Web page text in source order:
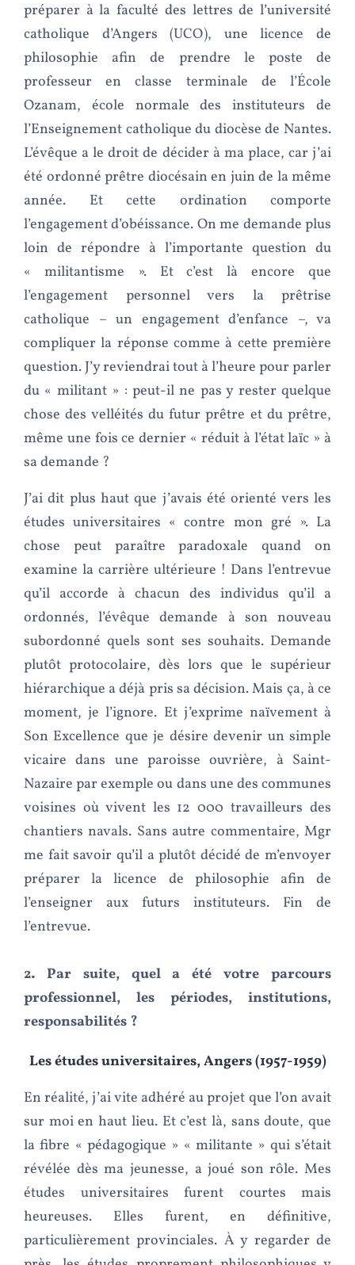
préparer à la faculté des lettres de l’université
catholique d’Angers (UCO), une licence de
philosophie afin de prendre le poste de
professeur en classe terminale de l’École
Ozanam, école normale des instituteurs de
l’Enseignement catholique du diocèse de Nantes.
L’évêque a le droit de décider à ma place, car j’ai
été ordonné prêtre diocésain en juin de la même
année. Et cette ordination comporte
l’engagement d’obéissance. On me demande plus
loin de répondre à l’importante question du
« militantisme ». Et c’est là encore que
l’engagement personnel vers la prêtrise
catholique – un engagement d’enfance –, va
compliquer la réponse comme à cette première
question. J’y reviendrai tout à l’heure pour parler
du « militant » : peut-il ne pas y rester quelque
chose des velléités du futur prêtre et du prêtre,
même une fois ce dernier « réduit à l’état laïc » à
sa demande ?
J’ai dit plus haut que j’avais été orienté vers les
études universitaires « contre mon gré ». La
chose peut paraître paradoxale quand on
examine la carrière ultérieure ! Dans l’entrevue
qu’il accorde à chacun des individus qu’il a
ordonnés, l’évêque demande à son nouveau
subordonné quels sont ses souhaits. Demande
plutôt protocolaire, dès lors que le supérieur
hiérarchique a déjà pris sa décision. Mais ça, à ce
moment, je l’ignore. Et j’exprime naïvement à
Son Excellence que je désire devenir un simple
vicaire dans une paroisse ouvrière, à Saint-
Nazaire par exemple ou dans une des communes
voisines où vivent les 12 000 travailleurs des
chantiers navals. Sans autre commentaire, Mgr
me fait savoir qu’il a plutôt décidé de m’envoyer
préparer la licence de philosophie afin de
l’enseigner aux futurs instituteurs. Fin de
l’entrevue.
2. Par suite, quel a été votre parcours
professionnel, les périodes, institutions,
responsabilités ?
Les études universitaires, Angers (1957-1959)
En réalité, j’ai vite adhéré au projet que l’on avait
sur moi en haut lieu. Et c’est là, sans doute, que
la fibre « pédagogique » « militante » qui s’était
révélée dès ma jeunesse, a joué son rôle. Mes
études universitaires furent courtes mais
heureuses. Elles furent, en définitive,
particulièrement provinciales. À y regarder de